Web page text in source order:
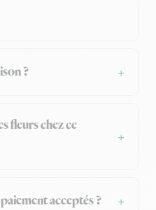
?
fleurs chez ce
acceptés ?